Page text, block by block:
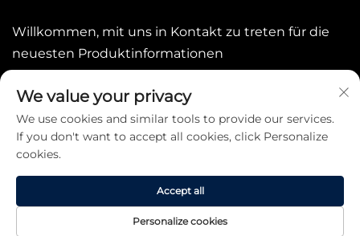
Willkommen, mit uns in Kontakt zu treten für die
neuesten Produktinformationen
Copyright © 2025 China STARLAKE LTD. Alle Rechte
vorbehalten. - Datenschutzrichtlinie
We value your privacy
We use cookies and similar tools to provide our services.
If you don't want to accept all cookies, click Personalize
cookies.
Personalize cookies
Accept all